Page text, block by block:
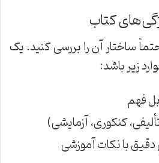
کتاب
ساختار آن را بررسی کنید. یک
زیر باشد:
فهم
کنکوری، آزمایشی)
با نکات آموزشی